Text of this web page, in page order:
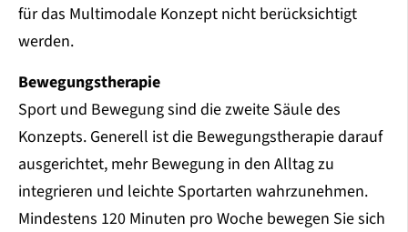
für das Multimodale Konzept nicht berücksichtigt
werden.
Bewegungstherapie
Sport und Bewegung sind die zweite Säule des
Konzepts. Generell ist die Bewegungstherapie darauf
ausgerichtet, mehr Bewegung in den Alltag zu
integrieren und leichte Sportarten wahrzunehmen.
Mindestens 120 Minuten pro Woche bewegen Sie sich